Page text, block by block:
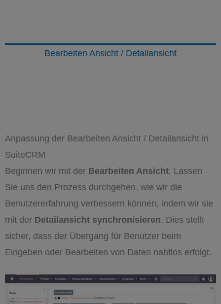
Bearbeiten Ansicht / Detailansicht
Anpassung der Bearbeiten Ansicht / Detailansicht in
SuiteCRM
Beginnen wir mit der Bearbeiten Ansicht. Lassen
Sie uns den Prozess durchgehen, wie wir die
Benutzererfahrung verbessern können, indem wir sie
mit der Detailansicht synchronisieren. Dies stellt
sicher, dass der Übergang für Benutzer beim
Eingeben oder Bearbeiten von Daten nahtlos erfolgt.